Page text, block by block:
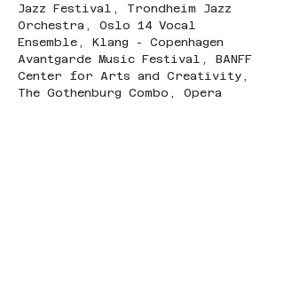
Jazz Festival, Trondheim Jazz
Orchestra, Oslo 14 Vocal
Ensemble, Klang - Copenhagen
Avantgarde Music Festival, BANFF
Center for Arts and Creativity,
The Gothenburg Combo, Opera